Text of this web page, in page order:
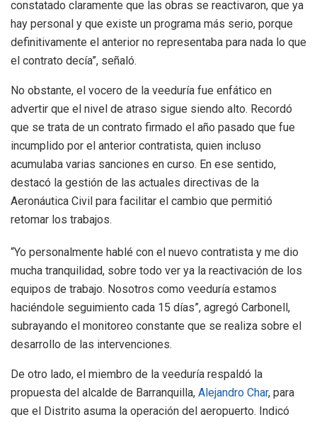
constatado claramente que las obras se reactivaron, que ya
hay personal y que existe un programa más serio, porque
definitivamente el anterior no representaba para nada lo que
el contrato decía”, señaló.
No obstante, el vocero de la veeduría fue enfático en
advertir que el nivel de atraso sigue siendo alto. Recordó
que se trata de un contrato firmado el año pasado que fue
incumplido por el anterior contratista, quien incluso
acumulaba varias sanciones en curso. En ese sentido,
destacó la gestión de las actuales directivas de la
Aeronáutica Civil para facilitar el cambio que permitió
retomar los trabajos.
“Yo personalmente hablé con el nuevo contratista y me dio
mucha tranquilidad, sobre todo ver ya la reactivación de los
equipos de trabajo. Nosotros como veeduría estamos
haciéndole seguimiento cada 15 días”, agregó Carbonell,
subrayando el monitoreo constante que se realiza sobre el
desarrollo de las intervenciones.
De otro lado, el miembro de la veeduría respaldó la
propuesta del alcalde de Barranquilla, Alejandro Char, para
que el Distrito asuma la operación del aeropuerto. Indicó